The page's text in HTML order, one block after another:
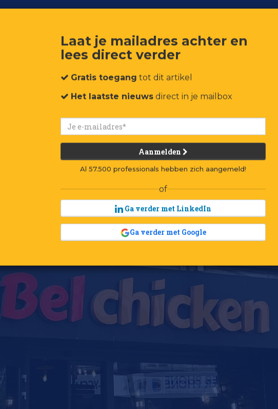
Events Connect Jobs
Laat je mailadres achter en
lees direct verder
Gratis toegang
direct in je mailbox
Aanmelden
Ga verder met LinkedIn
Ga verder met Google